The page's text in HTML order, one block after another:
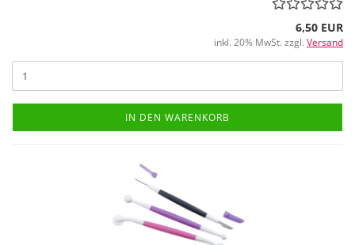
6,50 EUR
inkl. 20% MwSt. zzgl. Versand
IN DEN WARENKORB